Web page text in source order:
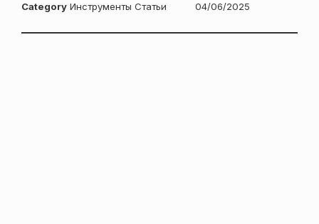
Category Инструменты Статьи
Posted
04/06/2025